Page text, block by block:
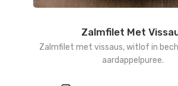
Zalmfilet Met
Zalmfilet met vissaus, witlof in
aardappelpuree.